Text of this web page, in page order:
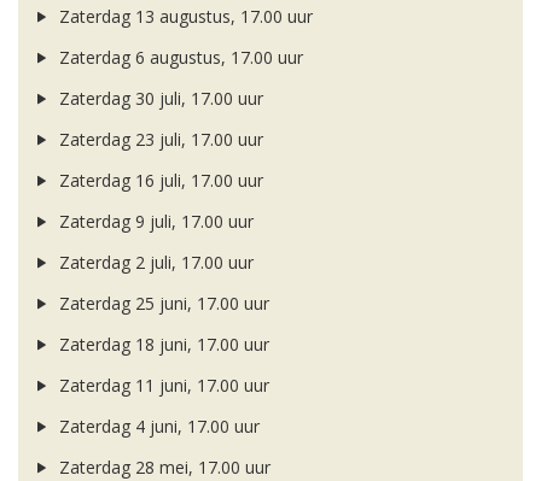
Zaterdag 13 augustus, 17.00 uur
Zaterdag 6 augustus, 17.00 uur
Zaterdag 30 juli, 17.00 uur
Zaterdag 23 juli, 17.00 uur
Zaterdag 16 juli, 17.00 uur
Zaterdag 9 juli, 17.00 uur
Zaterdag 2 juli, 17.00 uur
Zaterdag 25 juni, 17.00 uur
Zaterdag 18 juni, 17.00 uur
Zaterdag 11 juni, 17.00 uur
Zaterdag 4 juni, 17.00 uur
Zaterdag 28 mei, 17.00 uur